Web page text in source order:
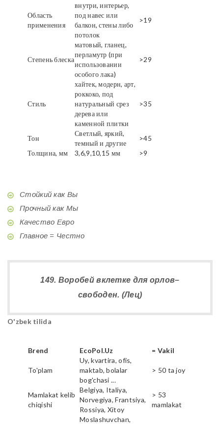
Область
применения
внутри, интерьер,
под навес или
балкон, стены либо
потолок
>19
Степень блеска
матовый, гланец,
перламутр (при
использовании
особого лака)
>29
Стиль
хайтек, модерн, арт,
роккоко, под
натуральный срез
дерева или
каменной плитки
>35
Тон
Светлый, яркий,
темный и другие
>45
Толщина, мм
3,6,9,10,15 мм >9
Стойкий как Вы
Прочный как Мы
Качество Евро
Главное = Честно
149. Воробей вклетке для орлов–
свободен. (Лец)
O'zbek tilida
Brend EcoPol.Uz = Vakil
To'plam
Uy, kvartira, ofis,
maktab, bolalar
bog'chasi ...
> 50 ta joy
Mamlakat kelib
chiqishi
Belgiya, Italiya,
Norvegiya, Frantsiya,
Rossiya, Xitoy
> 53
mamlakat
Moslashuvchan,